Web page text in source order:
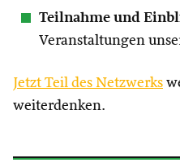
Teilnahme und
Veranstaltungen
Jetzt Teil des Netzwerks
weiterdenken.